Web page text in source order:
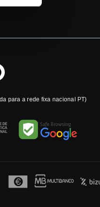
para a rede fixa nacional PT)